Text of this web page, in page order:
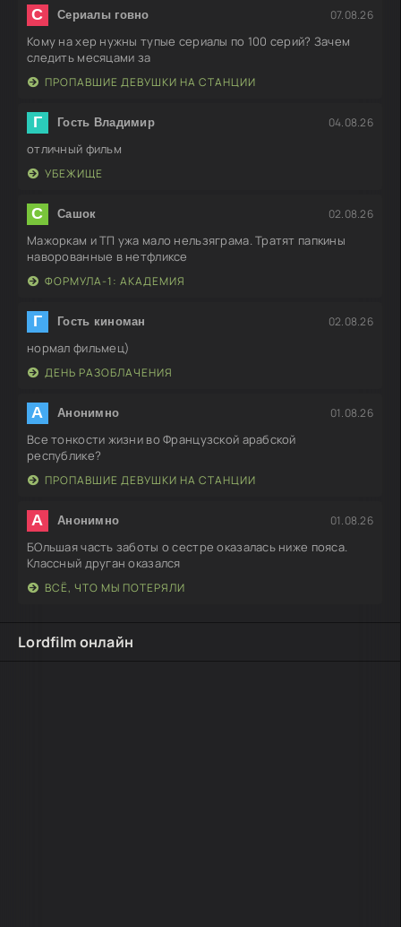
С Сериалы говно 07.08.26
Кому на хер нужны тупые сериалы по 100 серий? Зачем
следить месяцами за
ПРОПАВШИЕ ДЕВУШКИ НА СТАНЦИИ
Г Гость Владимир 04.08.26
отличный фильм
УБЕЖИЩЕ
С Сашок 02.08.26
Мажоркам и ТП ужа мало нельзяграма. Тратят папкины
наворованные в нетфликсе
ФОРМУЛА-1: АКАДЕМИЯ
Г Гость киноман 02.08.26
нормал фильмец)
ДЕНЬ РАЗОБЛАЧЕНИЯ
А Анонимно 01.08.26
Все тонкости жизни во Французской арабской
республике?
ПРОПАВШИЕ ДЕВУШКИ НА СТАНЦИИ
А Анонимно 01.08.26
БОльшая часть заботы о сестре оказалась ниже пояса.
Классный друган оказался
ВСЁ, ЧТО МЫ ПОТЕРЯЛИ
Lordfilm онлайн